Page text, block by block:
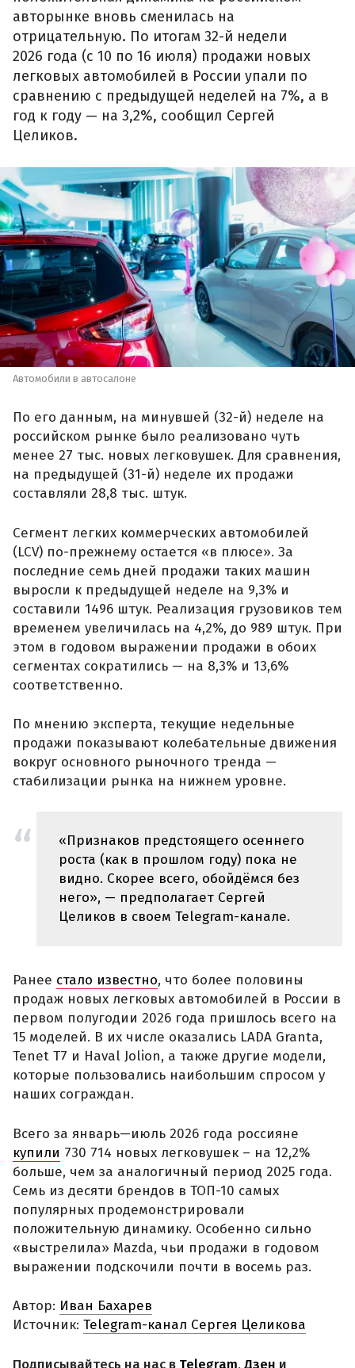
авторынке вновь сменилась на
отрицательную. По итогам 32-й недели
2026 года (с 10 по 16 июля) продажи новых
легковых автомобилей в России упали по
сравнению с предыдущей неделей на 7%, а в
год к году — на 3,2%, сообщил Сергей
Целиков.
Автомобили в автосалоне
По его данным, на минувшей (32-й) неделе на
российском рынке было реализовано чуть
менее 27 тыс. новых легковушек. Для сравнения,
на предыдущей (31-й) неделе их продажи
составляли 28,8 тыс. штук.
Сегмент легких коммерческих автомобилей
(LCV) по-прежнему остается «в плюсе». За
последние семь дней продажи таких машин
выросли к предыдущей неделе на 9,3% и
составили 1496 штук. Реализация грузовиков тем
временем увеличилась на 4,2%, до 989 штук. При
этом в годовом выражении продажи в обоих
сегментах сократились — на 8,3% и 13,6%
соответственно.
По мнению эксперта, текущие недельные
продажи показывают колебательные движения
вокруг основного рыночного тренда —
стабилизации рынка на нижнем уровне.
«Признаков предстоящего осеннего
роста (как в прошлом году) пока не
видно. Скорее всего, обойдёмся без
него», — предполагает Сергей
Целиков в своем Telegram-канале.
Ранее стало известно, что более половины
продаж новых легковых автомобилей в России в
первом полугодии 2026 года пришлось всего на
15 моделей. В их числе оказались LADA Granta,
Tenet T7 и Haval Jolion, а также другие модели,
которые пользовались наибольшим спросом у
наших сограждан.
Всего за январь—июль 2026 года россияне
купили 730 714 новых легковушек – на 12,2%
больше, чем за аналогичный период 2025 года.
Семь из десяти брендов в ТОП-10 самых
популярных продемонстрировали
положительную динамику. Особенно сильно
«выстрелила» Mazda, чьи продажи в годовом
выражении подскочили почти в восемь раз.
Автор: Иван Бахарев
Источник: Telegram-канал Сергея Целикова
Подписывайтесь на нас в Telegram, Дзен и